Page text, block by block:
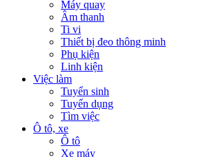
Máy quay
Âm thanh
Ti vi
Thiết bị đeo thông minh
Phụ kiện
Linh kiện
Việc làm
Tuyển sinh
Tuyển dụng
Tìm việc
Ô tô, xe
Ô tô
Xe máy